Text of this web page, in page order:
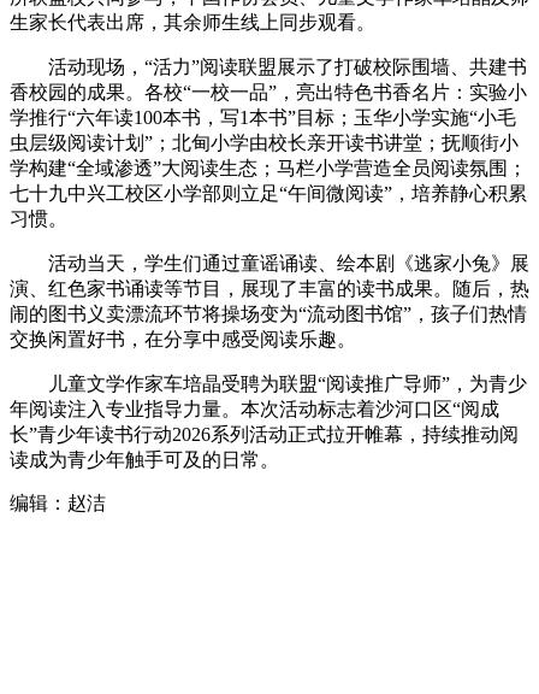
生家长代表出席，其余师生线上同步观看。
活动现场，“活力”阅读联盟展示了打破校际围墙、共建书
香校园的成果。各校“一校一品”，亮出特色书香名片：实验小
学推行“六年读100本书，写1本书”目标；玉华小学实施“小毛
虫层级阅读计划”；北甸小学由校长亲开读书讲堂；抚顺街小
学构建“全域渗透”大阅读生态；马栏小学营造全员阅读氛围；
七十九中兴工校区小学部则立足“午间微阅读”，培养静心积累
习惯。
活动当天，学生们通过童谣诵读、绘本剧《逃家小兔》展
演、红色家书诵读等节目，展现了丰富的读书成果。随后，热
闹的图书义卖漂流环节将操场变为“流动图书馆”，孩子们热情
交换闲置好书，在分享中感受阅读乐趣。
儿童文学作家车培晶受聘为联盟“阅读推广导师”，为青少
年阅读注入专业指导力量。本次活动标志着沙河口区“阅成
长”青少年读书行动2026系列活动正式拉开帷幕，持续推动阅
读成为青少年触手可及的日常。
编辑：赵洁